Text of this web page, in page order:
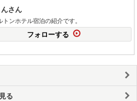
さん
トンホテル宿泊の紹介です。
フォローする
る